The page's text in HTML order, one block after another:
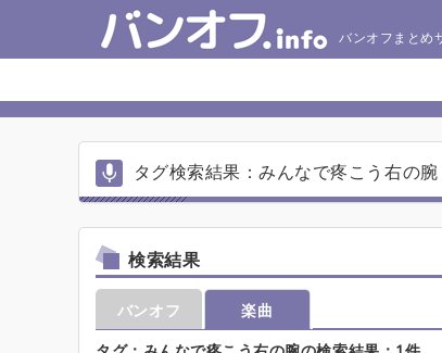
バンオフまとめ
タグ検索結果：みんなで疼こう右の腕
検索結果
バンオフ
楽曲